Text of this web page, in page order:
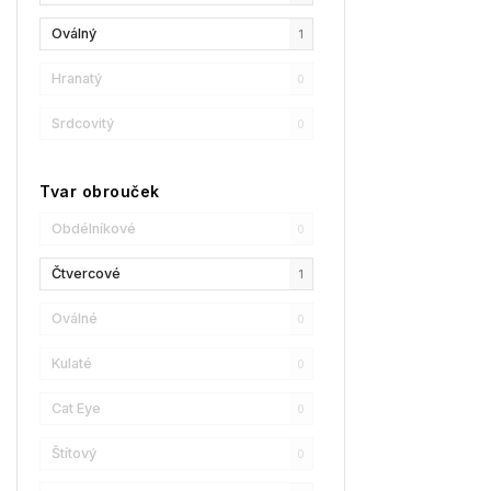
GCDS 0
Liu Jo 0
MaxMara 0
Champion
Reebok
Oscar De La Renta
Donna Karan
DKNY
Calvin Klein
Oválný 1
Hranatý 0
Srdcovitý 0
Tvar obrouček
Obdélníkové 0
Čtvercové 1
Oválné 0
Kulaté 0
Cat Eye 0
Štítový 0